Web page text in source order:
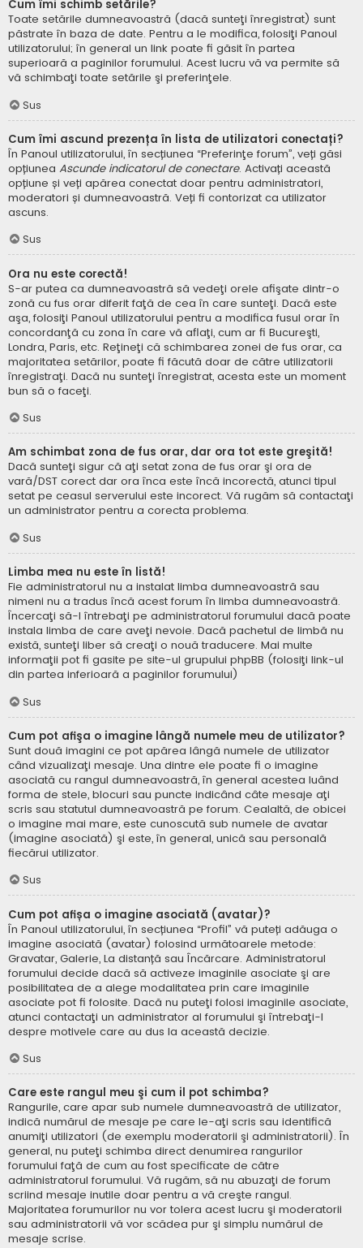
Cum îmi schimb setările?
Toate setările dumneavoastră (dacă sunteţi înregistrat) sunt
păstrate în baza de date. Pentru a le modifica, folosiţi Panoul
utilizatorului; în general un link poate fi găsit în partea
superioară a paginilor forumului. Acest lucru vă va permite să
vă schimbaţi toate setările şi preferinţele.
Sus
Cum îmi ascund prezența în lista de utilizatori conectați?
În Panoul utilizatorului, în secțiunea “Preferinţe forum”, veți găsi
opțiunea Ascunde indicatorul de conectare. Activați această
opțiune și veți apărea conectat doar pentru administratori,
moderatori și dumneavoastră. Veți fi contorizat ca utilizator
ascuns.
Sus
Ora nu este corectă!
S-ar putea ca dumneavoastră să vedeţi orele afişate dintr-o
zonă cu fus orar diferit faţă de cea în care sunteţi. Dacă este
aşa, folosiţi Panoul utilizatorului pentru a modifica fusul orar în
concordanţă cu zona în care vă aflaţi, cum ar fi Bucureşti,
Londra, Paris, etc. Reţineţi că schimbarea zonei de fus orar, ca
majoritatea setărilor, poate fi făcută doar de către utilizatorii
înregistraţi. Dacă nu sunteţi înregistrat, acesta este un moment
bun să o faceţi.
Sus
Am schimbat zona de fus orar, dar ora tot este greşită!
Dacă sunteţi sigur că aţi setat zona de fus orar şi ora de
vară/DST corect dar ora înca este încă incorectă, atunci tipul
setat pe ceasul serverului este incorect. Vă rugăm să contactaţi
un administrator pentru a corecta problema.
Sus
Limba mea nu este în listă!
Fie administratorul nu a instalat limba dumneavoastră sau
nimeni nu a tradus încă acest forum în limba dumneavoastră.
Încercaţi să-l întrebaţi pe administratorul forumului dacă poate
instala limba de care aveţi nevoie. Dacă pachetul de limbă nu
există, sunteţi liber să creaţi o nouă traducere. Mai multe
informaţii pot fi gasite pe site-ul grupului phpBB (folosiţi link-ul
din partea inferioară a paginilor forumului)
Sus
Cum pot afişa o imagine lângă numele meu de utilizator?
Sunt două imagini ce pot apărea lângă numele de utilizator
când vizualizaţi mesaje. Una dintre ele poate fi o imagine
asociată cu rangul dumneavoastră, în general acestea luând
forma de stele, blocuri sau puncte indicând câte mesaje aţi
scris sau statutul dumneavoastră pe forum. Cealaltă, de obicei
o imagine mai mare, este cunoscută sub numele de avatar
(imagine asociată) şi este, în general, unică sau personală
fiecărui utilizator.
Sus
Cum pot afișa o imagine asociată (avatar)?
În Panoul utilizatorului, în secțiunea “Profil” vă puteți adăuga o
imagine asociată (avatar) folosind următoarele metode:
Gravatar, Galerie, La distanță sau Încărcare. Administratorul
forumului decide dacă să activeze imaginile asociate şi are
posibilitatea de a alege modalitatea prin care imaginile
asociate pot fi folosite. Dacă nu puteţi folosi imaginile asociate,
atunci contactaţi un administrator al forumului şi întrebaţi-l
despre motivele care au dus la această decizie.
Sus
Care este rangul meu şi cum il pot schimba?
Rangurile, care apar sub numele dumneavoastră de utilizator,
indică numărul de mesaje pe care le-aţi scris sau identifică
anumiţi utilizatori (de exemplu moderatorii şi administratorii). În
general, nu puteţi schimba direct denumirea rangurilor
forumului faţă de cum au fost specificate de către
administratorul forumului. Vă rugăm, să nu abuzaţi de forum
scriind mesaje inutile doar pentru a vă creşte rangul.
Majoritatea forumurilor nu vor tolera acest lucru şi moderatorii
sau administratorii vă vor scădea pur şi simplu numărul de
mesaje scrise.